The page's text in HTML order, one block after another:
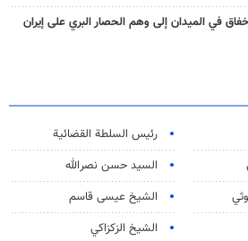
في الميدان إلى وهم الحصار البري على إيران
رئیس السلطة القضائیة
السيد حسن نصرالله
الشيخ عيسى قاسم
الشيخ الزكزاكي